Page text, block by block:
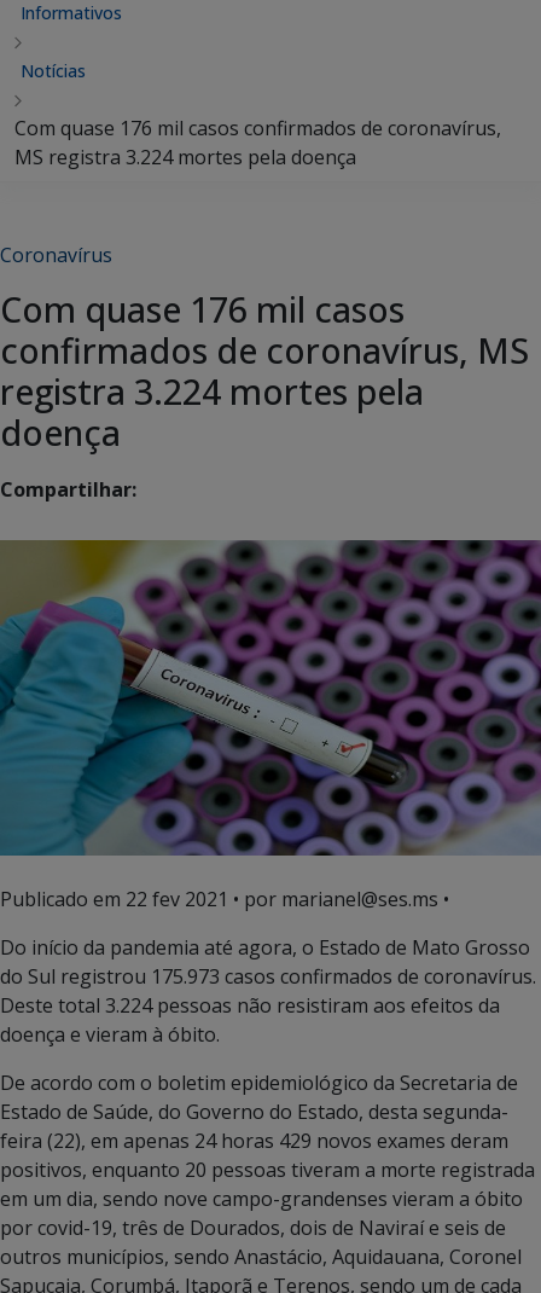
Informativos
Notícias
Com quase 176 mil casos confirmados de coronavírus,
MS registra 3.224 mortes pela doença
Coronavírus
Com quase 176 mil casos
confirmados de coronavírus, MS
registra 3.224 mortes pela
doença
Compartilhar:
Publicado em 22 fev 2021 • por marianel@ses.ms •
Do início da pandemia até agora, o Estado de Mato Grosso
do Sul registrou 175.973 casos confirmados de coronavírus.
Deste total 3.224 pessoas não resistiram aos efeitos da
doença e vieram à óbito.
De acordo com o boletim epidemiológico da Secretaria de
Estado de Saúde, do Governo do Estado, desta segunda-
feira (22), em apenas 24 horas 429 novos exames deram
positivos, enquanto 20 pessoas tiveram a morte registrada
em um dia, sendo nove campo-grandenses vieram a óbito
por covid-19, três de Dourados, dois de Naviraí e seis de
outros municípios, sendo Anastácio, Aquidauana, Coronel
Sapucaia, Corumbá, Itaporã e Terenos, sendo um de cada